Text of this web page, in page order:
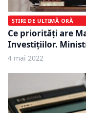
ȘTIRI DE ULTIMĂ ORĂ
Ce priorități are
Investițiilor.
4 mai 2022